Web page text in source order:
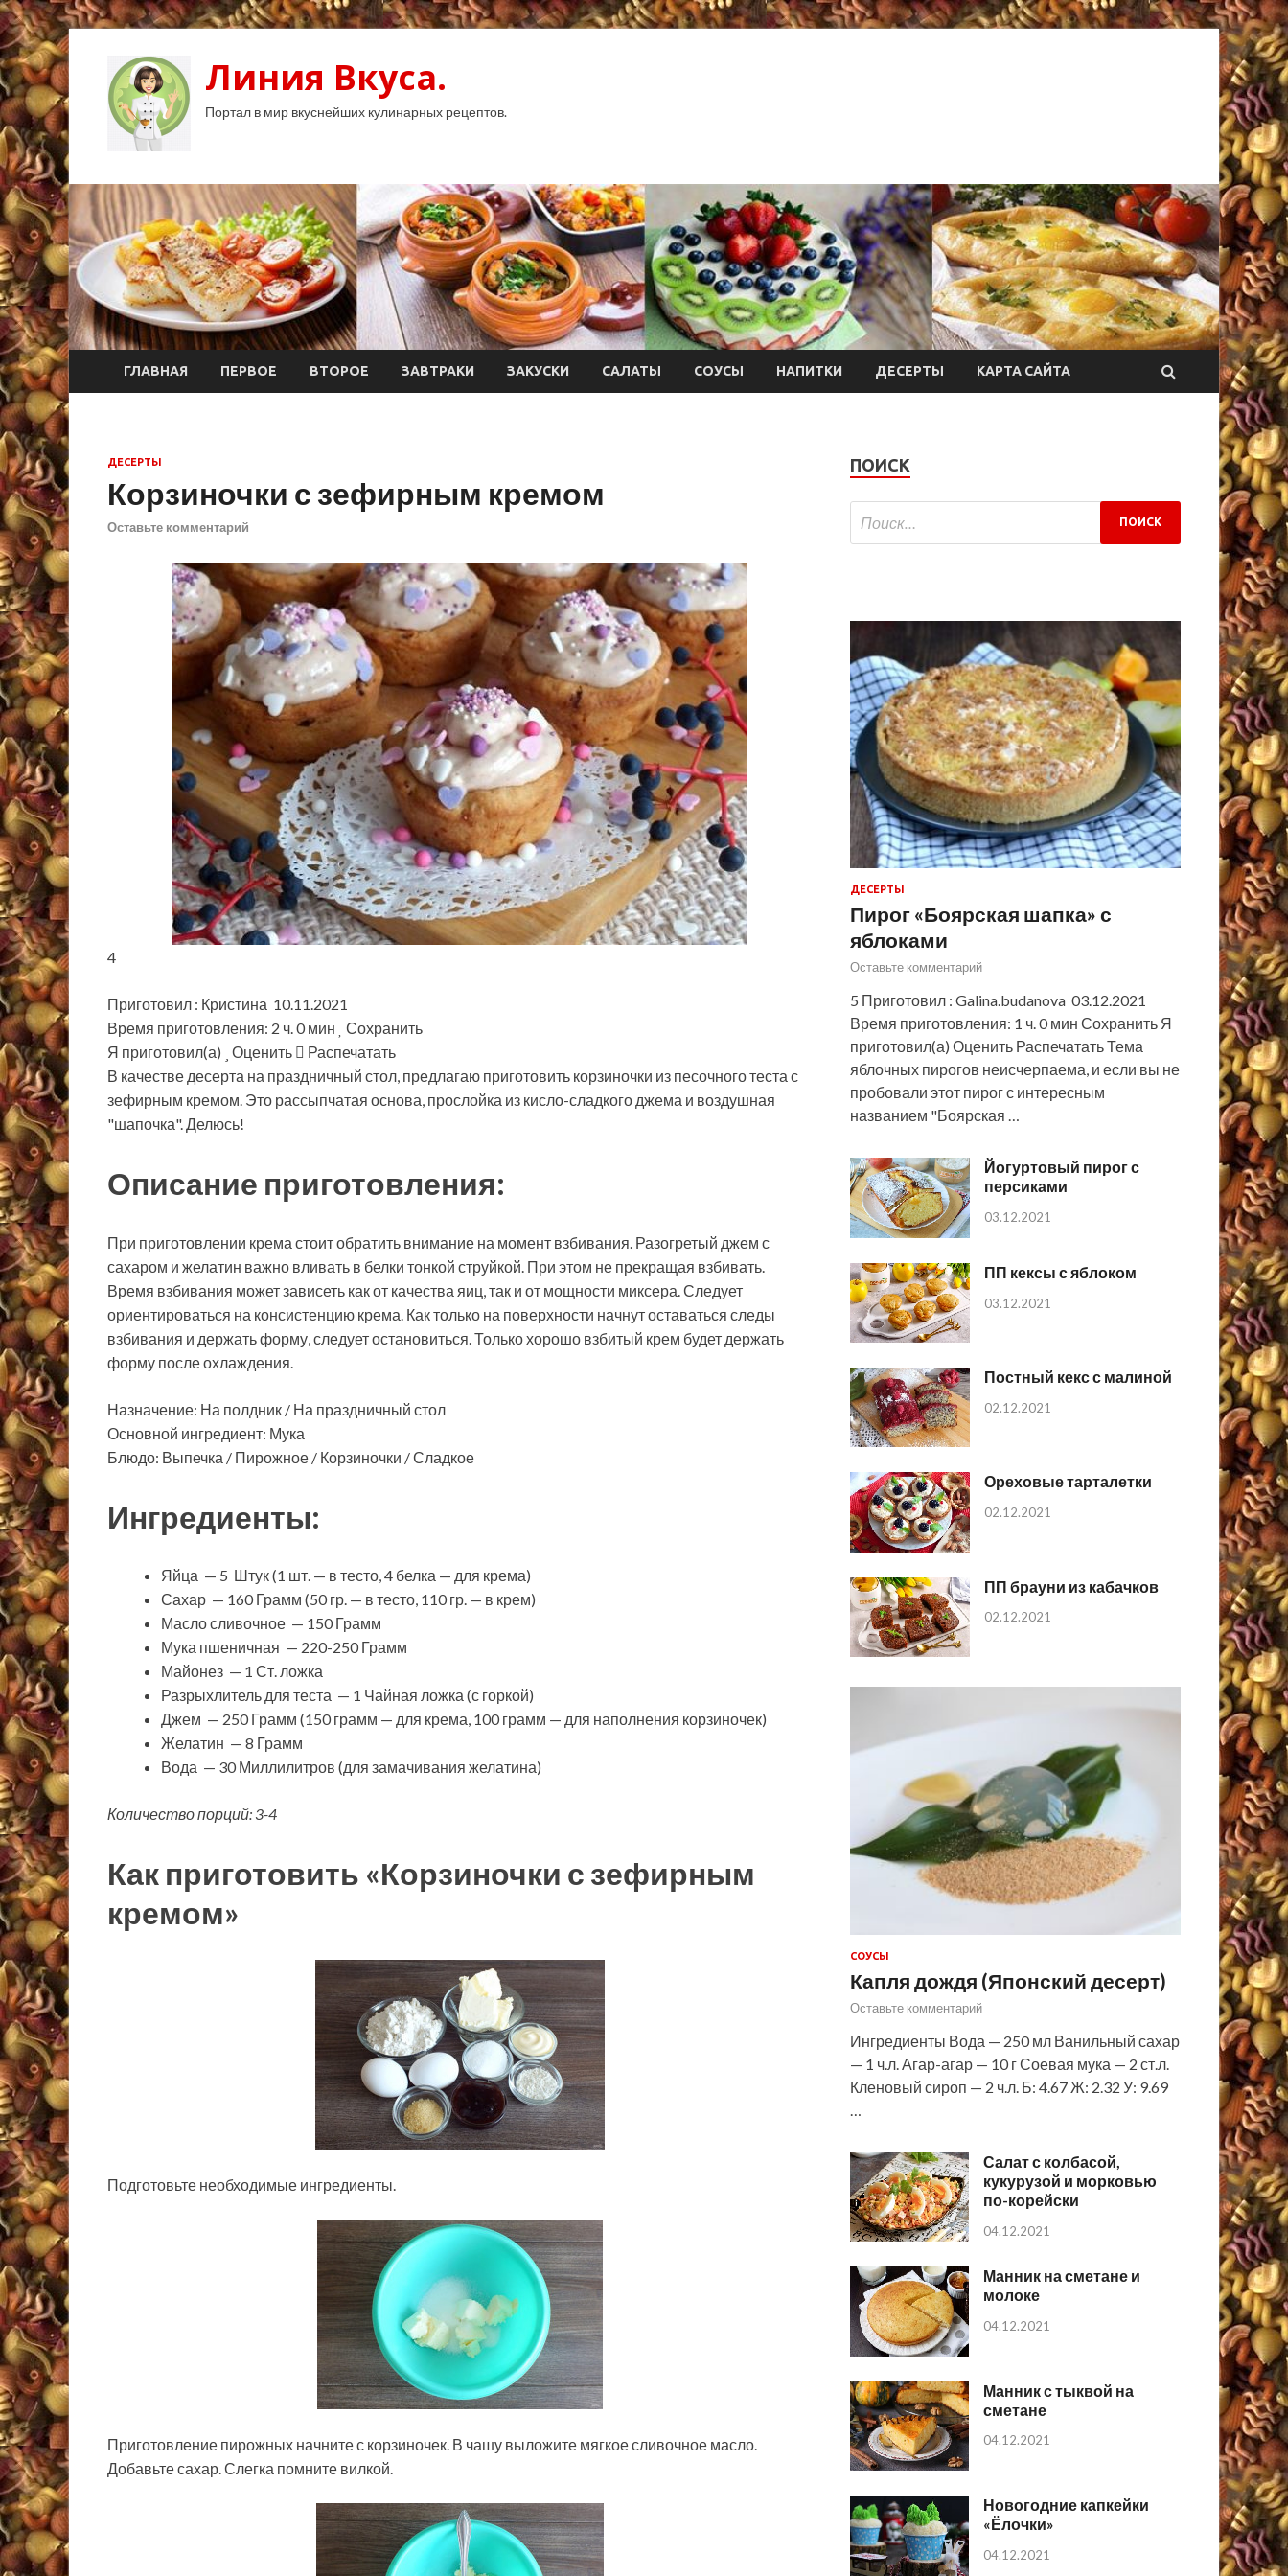
Линия Вкуса.
Портал в мир вкуснейших кулинарных рецептов.
ГЛАВНАЯ ПЕРВОЕ ВТОРОЕ ЗАВТРАКИ ЗАКУСКИ САЛАТЫ СОУСЫ НАПИТКИ ДЕСЕРТЫ КАРТА САЙТА
ДЕСЕРТЫ
Корзиночки с зефирным кремом
Оставьте комментарий
4
Приготовил : Кристина 10.11.2021
Время приготовления: 2 ч. 0 мин
Сохранить
Я приготовил(а)
Оценить
Распечатать
В качестве десерта на праздничный стол, предлагаю приготовить корзиночки из песочного теста с
зефирным кремом. Это рассыпчатая основа, прослойка из кисло-сладкого джема и воздушная
"шапочка". Делюсь!
Описание приготовления:
При приготовлении крема стоит обратить внимание на момент взбивания. Разогретый джем с
сахаром и желатин важно вливать в белки тонкой струйкой. При этом не прекращая взбивать.
Время взбивания может зависеть как от качества яиц, так и от мощности миксера. Следует
ориентироваться на консистенцию крема. Как только на поверхности начнут оставаться следы
взбивания и держать форму, следует остановиться. Только хорошо взбитый крем будет держать
форму после охлаждения.
Назначение: На полдник / На праздничный стол
Основной ингредиент: Мука
Блюдо: Выпечка / Пирожное / Корзиночки / Сладкое
Ингредиенты:
Яйца — 5 Штук (1 шт. — в тесто, 4 белка — для крема)
Сахар — 160 Грамм (50 гр. — в тесто, 110 гр. — в крем)
Масло сливочное — 150 Грамм
Мука пшеничная — 220-250 Грамм
Майонез — 1 Ст. ложка
Разрыхлитель для теста — 1 Чайная ложка (с горкой)
Джем — 250 Грамм (150 грамм — для крема, 100 грамм — для наполнения корзиночек)
Желатин — 8 Грамм
Вода — 30 Миллилитров (для замачивания желатина)
Количество порций: 3-4
Как приготовить «Корзиночки с зефирным
кремом»
Подготовьте необходимые ингредиенты.
Приготовление пирожных начните с корзиночек. В чашу выложите мягкое сливочное масло.
Добавьте сахар. Слегка помните вилкой.
ПОИСК
ДЕСЕРТЫ
Пирог «Боярская шапка» с
яблоками
Оставьте комментарий
5 Приготовил : Galina.budanova 03.12.2021
Время приготовления: 1 ч. 0 мин Сохранить Я
приготовил(а) Оценить Распечатать Тема
яблочных пирогов неисчерпаема, и если вы не
пробовали этот пирог с интересным
названием "Боярская …
Йогуртовый пирог с
персиками
03.12.2021
ПП кексы с яблоком
03.12.2021
Постный кекс с малиной
02.12.2021
Ореховые тарталетки
02.12.2021
ПП брауни из кабачков
02.12.2021
СОУСЫ
Капля дождя (Японский десерт)
Оставьте комментарий
Ингредиенты Вода — 250 мл Ванильный сахар
— 1 ч.л. Агар-агар — 10 г Соевая мука — 2 ст.л.
Кленовый сироп — 2 ч.л. Б: 4.67 Ж: 2.32 У: 9.69
…
Салат с колбасой,
кукурузой и морковью
по-корейски
04.12.2021
Манник на сметане и
молоке
04.12.2021
Манник с тыквой на
сметане
04.12.2021
Новогодние капкейки
«Ёлочки»
04.12.2021